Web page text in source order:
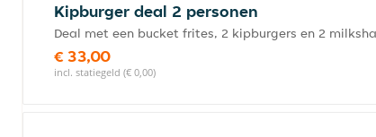
Kipburger deal 2 personen
Deal met een bucket frites, 2 kipburgers en 2
€ 33,00
incl. statiegeld (€ 0,00)